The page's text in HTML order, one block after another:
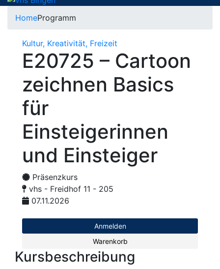
HomeProgramm
Kultur, Kreativität, Freizeit
E20725 – Cartoon
zeichnen Basics
für
Einsteigerinnen
und Einsteiger
Präsenzkurs
vhs - Freidhof 11 - 205
07.11.2026
Anmelden
Warenkorb
Kursbeschreibung